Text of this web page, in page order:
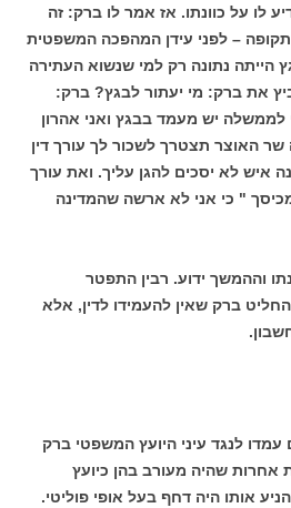
לו על כוונתו. אז אמר לו ברק: זה
– לפני עידן המהפכה המשפטית
הייתה נתונה רק למי שנשוא העתירה
את ברק: מי יעתור לבגץ? ברק:
יש מעמד בבגץ ואני אהרון
האוצר תצטרך לשכור לך עורך דין
איש לא יסכים להגן עליך. ואת עורך
" כי אני לא ארשה שהמדינה
וההמשך ידוע. רבין התפטר
ברק שאין להעמידו לדין, אלא
לנגד עיני היועץ המשפטי ברק
אחרות שהיה מעורב בהן כיועץ
אותו היה דחף בעל אופי פוליטי.